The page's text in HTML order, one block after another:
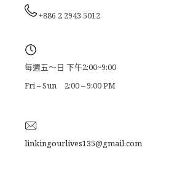
+886 2 2943 5012
每週五～日 下午2:00~9:00
Fri – Sun 2:00 – 9:00 PM
linkingourlives135@gmail.com